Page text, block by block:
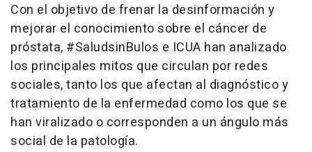
Con el objetivo de frenar la desinformación y
mejorar el conocimiento sobre el cáncer de
próstata, #SaludsinBulos e ICUA han analizado
los principales mitos que circulan por redes
sociales, tanto los que afectan al diagnóstico y
tratamiento de la enfermedad como los que se
han viralizado o corresponden a un ángulo más
social de la patología.